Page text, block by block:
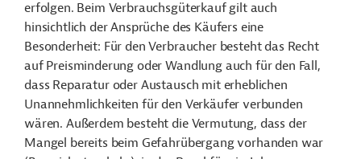
erfolgen. Beim Verbrauchsgüterkauf gilt auch
hinsichtlich der Ansprüche des Käufers eine
Besonderheit: Für den Verbraucher besteht das Recht
auf Preisminderung oder Wandlung auch für den Fall,
dass Reparatur oder Austausch mit erheblichen
Unannehmlichkeiten für den Verkäufer verbunden
wären. Außerdem besteht die Vermutung, dass der
Mangel bereits beim Gefahrübergang vorhanden war